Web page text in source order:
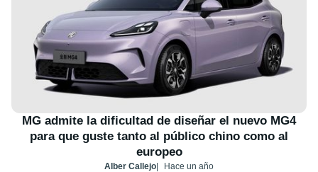
MG admite la dificultad de diseñar el nuevo MG4
para que guste tanto al público chino como al
europeo
Alber Callejo Hace un año